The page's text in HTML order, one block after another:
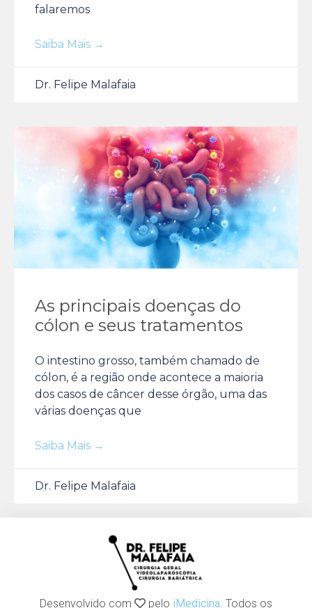
falaremos
Saiba Mais →
Dr. Felipe Malafaia
As principais doenças do
cólon e seus tratamentos
O intestino grosso, também chamado de
cólon, é a região onde acontece a maioria
dos casos de câncer desse órgão, uma das
várias doenças que
Saiba Mais →
Dr. Felipe Malafaia
Desenvolvido com pelo iMedicina. Todos os